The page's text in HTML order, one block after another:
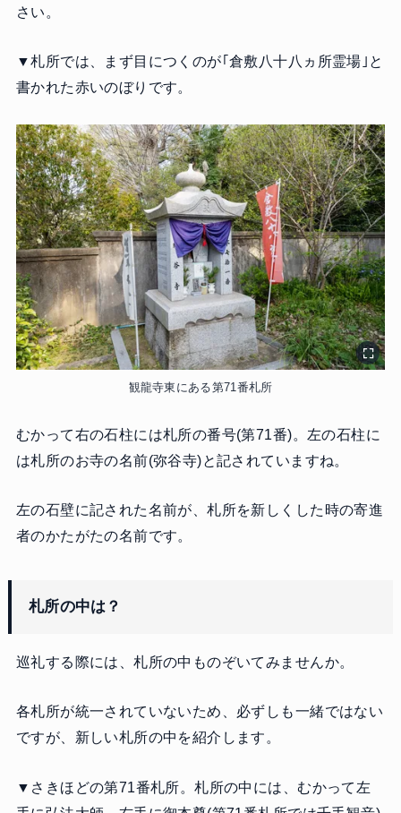
さい。
▼札所では、まず目につくのが｢倉敷八十八ヵ所霊場｣と
書かれた赤いのぼりです。
観龍寺東にある第71番札所
むかって右の石柱には札所の番号(第71番)。左の石柱に
は札所のお寺の名前(弥谷寺)と記されていますね。
左の石壁に記された名前が、札所を新しくした時の寄進
者のかたがたの名前です。
札所の中は？
巡礼する際には、札所の中ものぞいてみませんか。
各札所が統一されていないため、必ずしも一緒ではない
ですが、新しい札所の中を紹介します。
▼さきほどの第71番札所。札所の中には、むかって左